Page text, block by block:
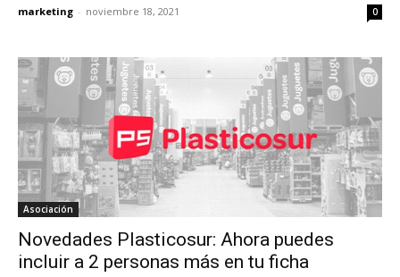
marketing - noviembre 18, 2021 0
Asociación
Novedades Plasticosur: Ahora puedes
incluir a 2 personas más en tu ficha